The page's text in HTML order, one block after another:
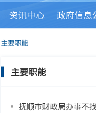
资讯中心 政府信息
主要职能
主要职能
抚顺市财政局办事不